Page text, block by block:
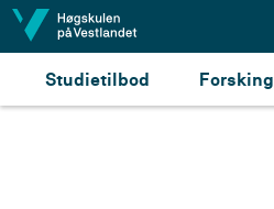
Hopp til innhald
Studietilbod Forsking